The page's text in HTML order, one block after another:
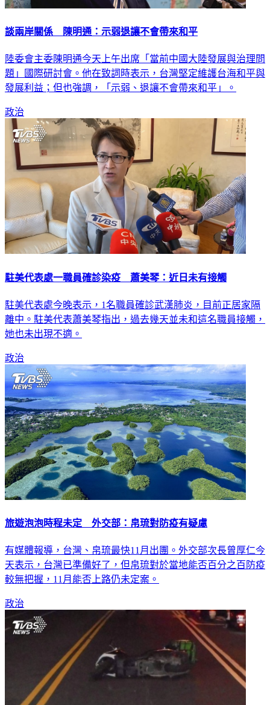
談兩岸關係 陳明通：示弱退讓不會帶來和平
陸委會主委陳明通今天上午出席「當前中國大陸發展與治理問
題」國際研討會。他在致詞時表示，台灣堅定維護台海和平與
發展利益；但也強調，「示弱、退讓不會帶來和平」。
政治
駐美代表處一職員確診染疫 蕭美琴：近日未有接觸
駐美代表處今晚表示，1名職員確診武漢肺炎，目前正居家隔
離中。駐美代表蕭美琴指出，過去幾天並未和這名職員接觸，
她也未出現不適。
政治
旅遊泡泡時程未定 外交部：帛琉對防疫有疑慮
有媒體報導，台灣、帛琉最快11月出團。外交部次長曾厚仁今
天表示，台灣已準備好了，但帛琉對於當地能否百分之百防疫
較無把握，11月能否上路仍未定案。
政治